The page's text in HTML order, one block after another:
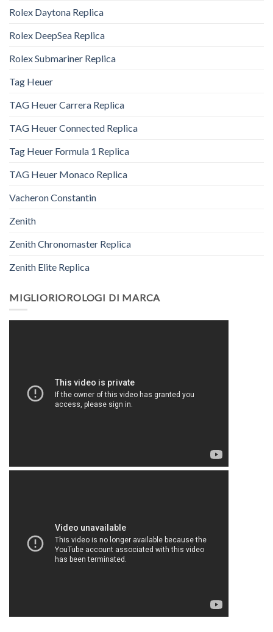
Rolex Daytona Replica
Rolex DeepSea Replica
Rolex Submariner Replica
Tag Heuer
TAG Heuer Carrera Replica
TAG Heuer Connected Replica
Tag Heuer Formula 1 Replica
TAG Heuer Monaco Replica
Vacheron Constantin
Zenith
Zenith Chronomaster Replica
Zenith Elite Replica
MIGLIORIOROLOGI DI MARCA